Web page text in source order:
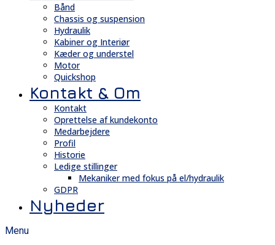
Bånd
Chassis og suspension
Hydraulik
Kabiner og Interiør
Kæder og understel
Motor
Quickshop
Kontakt & Om
Kontakt
Oprettelse af kundekonto
Medarbejdere
Profil
Historie
Ledige stillinger
Mekaniker med fokus på el/hydraulik
GDPR
Nyheder
Menu